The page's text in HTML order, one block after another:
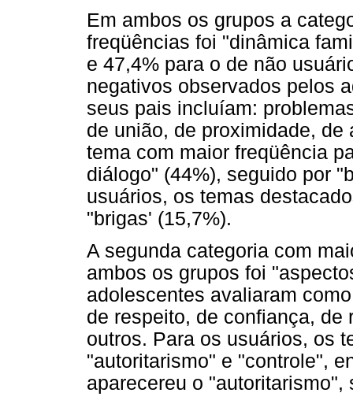
Em ambos os grupos a
freqüências foi "dinâmica
e 47,4% para o de não
negativos observados pelos
seus pais incluíam:
de união, de proximidade,
tema com maior freqüência
diálogo" (44%), seguido por
usuários, os temas
"brigas' (15,7%).
A segunda categoria com
ambos os grupos foi
adolescentes avaliaram
de respeito, de confiança,
outros. Para os usuários, os
"autoritarismo" e "controle",
aparecereu o "autoritarismo",